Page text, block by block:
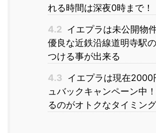
れる時間は深夜0時まで！
4.2
イエプラは未公開物
優良な近鉄沿線道明寺駅
つける事が出来る
4.3
イエプラは現在2000
ュバックキャンペーン中
るのがオトクなタイミン